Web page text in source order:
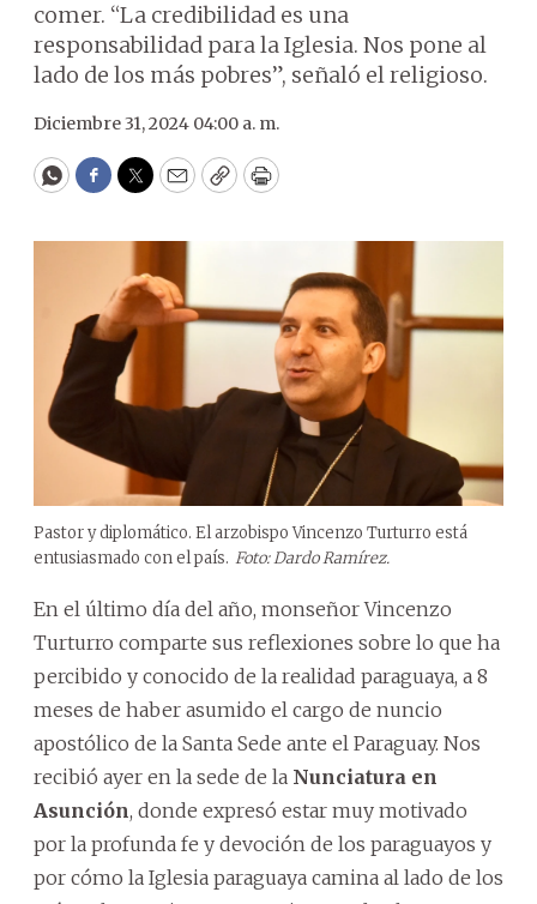
comer. “La credibilidad es una
responsabilidad para la Iglesia. Nos pone al
lado de los más pobres”, señaló el religioso.
Diciembre 31, 2024 04:00 a. m.
WhatsApp
Facebook
Twitter
EmailCopyPrint
Pastor y diplomático. El arzobispo Vincenzo Turturro está
entusiasmado con el país. Foto: Dardo Ramírez.
En el último día del año, monseñor Vincenzo
Turturro comparte sus reflexiones sobre lo que ha
percibido y conocido de la realidad paraguaya, a 8
meses de haber asumido el cargo de nuncio
apostólico de la Santa Sede ante el Paraguay. Nos
recibió ayer en la sede de la Nunciatura en
Asunción, donde expresó estar muy motivado
por la profunda fe y devoción de los paraguayos y
por cómo la Iglesia paraguaya camina al lado de los